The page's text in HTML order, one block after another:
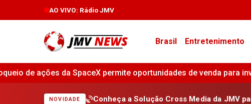
AO VIVO: Rádio JMV
Brasil Entretenimento
de venda para investidores iniciais •
NOVIDADE Conheça a Solução Cross Media da JMV